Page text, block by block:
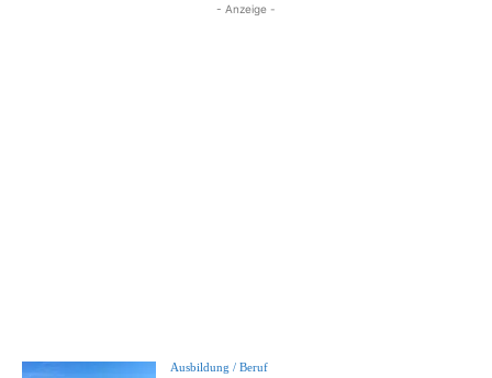
- Anzeige -
Ausbildung / Beruf